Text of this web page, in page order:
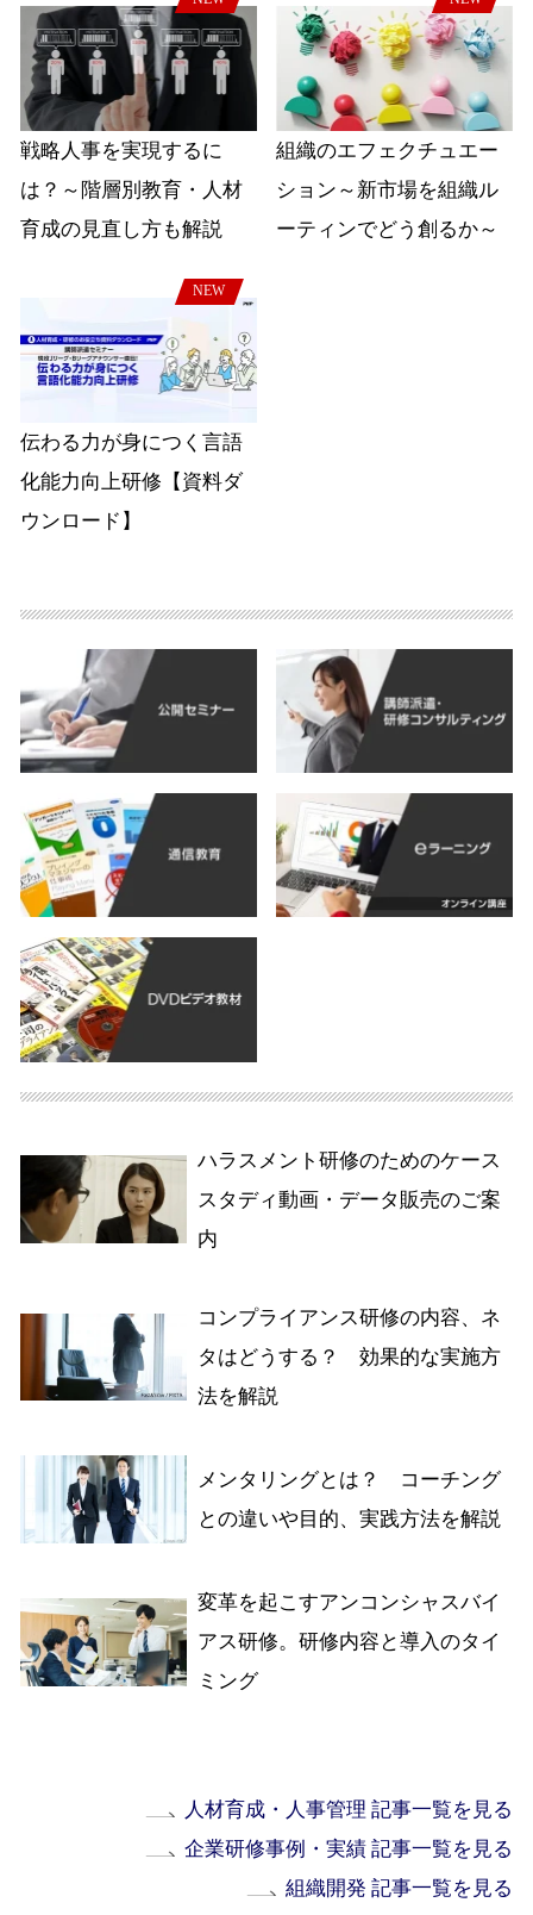
戦略人事を実現するに
は？～階層別教育・人材
育成の見直し方も解説
組織のエフェクチュエー
ション～新市場を組織ル
ーティンでどう創るか～
NEW
伝わる力が身につく言語
化能力向上研修【資料ダ
ウンロード】
ハラスメント研修のためのケース
スタディ動画・データ販売のご案
内
コンプライアンス研修の内容、ネ
タはどうする？ 効果的な実施方
法を解説
メンタリングとは？ コーチング
との違いや目的、実践方法を解説
変革を起こすアンコンシャスバイ
アス研修。研修内容と導入のタイ
ミング
人材育成・人事管理 記事一覧を見る
企業研修事例・実績 記事一覧を見る
組織開発 記事一覧を見る